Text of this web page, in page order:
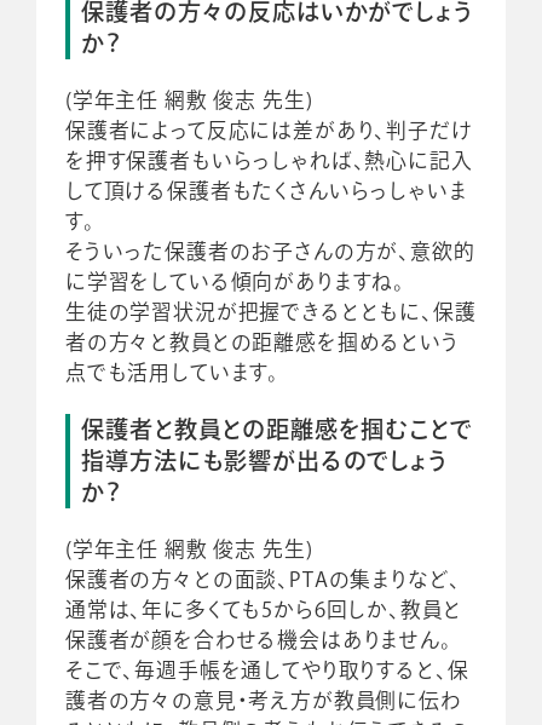
保護者の方々の反応はいかがでしょう
か？
(学年主任 網敷 俊志 先生)
保護者によって反応には差があり、判子だけ
を押す保護者もいらっしゃれば、熱心に記入
して頂ける保護者もたくさんいらっしゃいま
す。
そういった保護者のお子さんの方が、意欲的
に学習をしている傾向がありますね。
生徒の学習状況が把握できるとともに、保護
者の方々と教員との距離感を掴めるという
点でも活用しています。
保護者と教員との距離感を掴むことで
指導方法にも影響が出るのでしょう
か？
(学年主任 網敷 俊志 先生)
保護者の方々との面談、PTAの集まりなど、
通常は、年に多くても5から6回しか、教員と
保護者が顔を合わせる機会はありません。
そこで、毎週手帳を通してやり取りすると、保
護者の方々の意見・考え方が教員側に伝わ